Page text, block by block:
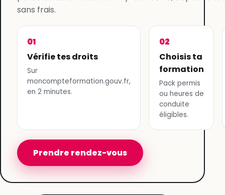
sans frais.
01
Vérifie tes droits
Sur
moncompteformation.gouv.fr,
en 2 minutes.
02
Choisis ta
formation
Pack permis
ou heures de
conduite
éligibles.
Prendre rendez-vous